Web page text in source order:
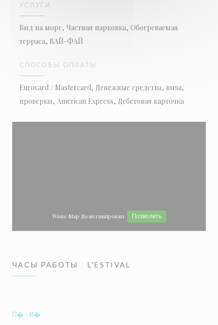
УСЛУГИ
Вид на море, Частная парковка, Обогреваемая
терраса, ВАЙ-ФАЙ
СПОСОБЫ ОПЛАТЫ
Eurocard / Mastercard, Денежные средства, виза,
проверки, American Express, Дебетовая карточка
Waze Map Деактивирован. Позволить
ЧАСЫ РАБОТЫ L'ESTIVAL
П� - В�